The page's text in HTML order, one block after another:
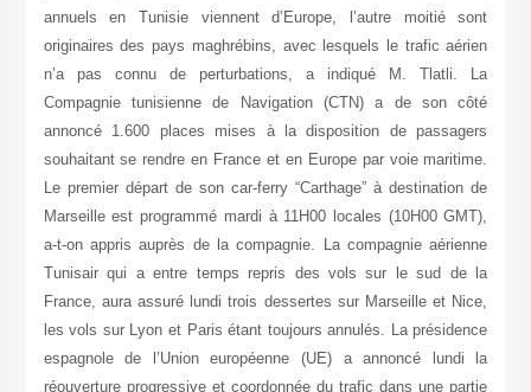
annuels en Tunisie viennent d’Europe, l’autre moitié sont
originaires des pays maghrébins, avec lesquels le trafic aérien
n’a pas connu de perturbations, a indiqué M. Tlatli. La
Compagnie tunisienne de Navigation (CTN) a de son côté
annoncé 1.600 places mises à la disposition de passagers
souhaitant se rendre en France et en Europe par voie maritime.
Le premier départ de son car-ferry “Carthage” à destination de
Marseille est programmé mardi à 11H00 locales (10H00 GMT),
a-t-on appris auprès de la compagnie. La compagnie aérienne
Tunisair qui a entre temps repris des vols sur le sud de la
France, aura assuré lundi trois dessertes sur Marseille et Nice,
les vols sur Lyon et Paris étant toujours annulés. La présidence
espagnole de l’Union européenne (UE) a annoncé lundi la
réouverture progressive et coordonnée du trafic dans une partie